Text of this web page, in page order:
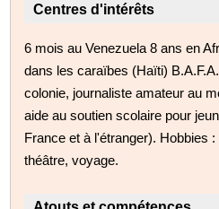
Centres d'intérêts
6 mois au Venezuela 8 ans en
dans les caraïbes (Haïti)
colonie, journaliste amateur au
aide au soutien scolaire pour
France et à l'étranger). Hobbies
théâtre, voyage.